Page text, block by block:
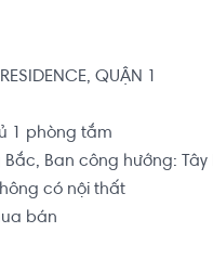
QUẬN 1
1 phòng tắm
Ban công hướng: Tây
có nội thất
bán